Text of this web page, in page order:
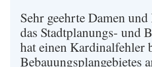
Sehr geehrte Damen
das Stadtplanungs- und
hat einen Kardinalfehler
Bebauungsplangebietes